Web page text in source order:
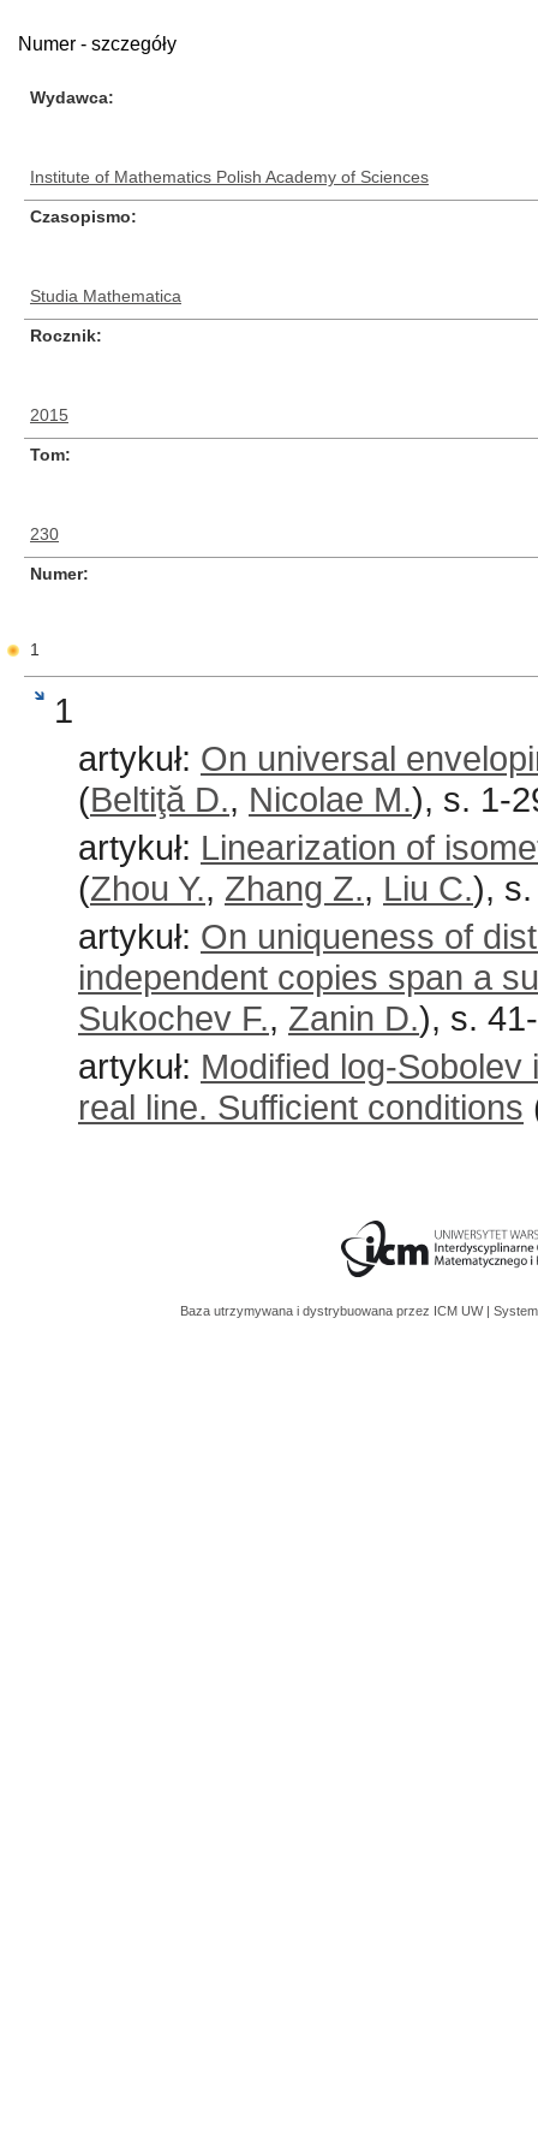
Numer - szczegóły
Wydawca
Institute of Mathematics Polish Academy of Sciences
Czasopismo
Studia Mathematica
Rocznik
2015
Tom
230
Numer
1
1
artykuł: On universal
(Beltiţă D., Nicolae M.), s. 1-
artykuł: Linearization of
(Zhou Y., Zhang Z., Liu C.),
artykuł: On uniqueness of
independent copies span a
Sukochev F., Zanin D.), s.
artykuł: Modified log-
real line. Sufficient conditions
Baza utrzymywana i dystrybuowana przez ICM UW |